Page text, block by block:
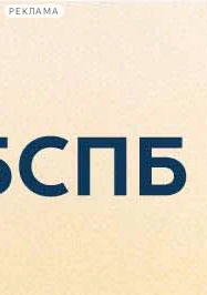
РЕКЛАМА
Сегодня:
2026.08.06